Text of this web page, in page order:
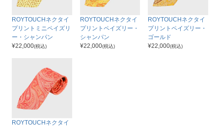
ROYTOUCHネクタイ
プリントミニペイズリ
ー・シャンパン
¥22,000(税込)
ROYTOUCHネクタイ
プリントペイズリー・
シャンパン
¥22,000(税込)
ROYTOUCHネクタイ
プリントペイズリー・
ゴールド
¥22,000(税込)
ROYTOUCHネクタイ